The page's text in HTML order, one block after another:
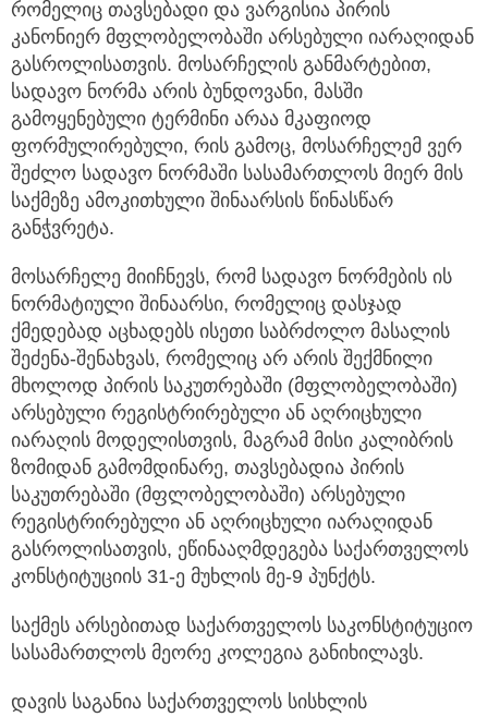
რომელიც თავსებადი და ვარგისია პირის
კანონიერ მფლობელობაში არსებული იარაღიდან
გასროლისათვის. მოსარჩელის განმარტებით,
სადავო ნორმა არის ბუნდოვანი, მასში
გამოყენებული ტერმინი არაა მკაფიოდ
ფორმულირებული, რის გამოც, მოსარჩელემ ვერ
შეძლო სადავო ნორმაში სასამართლოს მიერ მის
საქმეზე ამოკითხული შინაარსის წინასწარ
განჭვრეტა.
მოსარჩელე მიიჩნევს, რომ სადავო ნორმების ის
ნორმატიული შინაარსი, რომელიც დასჯად
ქმედებად აცხადებს ისეთი საბრძოლო მასალის
შეძენა-შენახვას, რომელიც არ არის შექმნილი
მხოლოდ პირის საკუთრებაში (მფლობელობაში)
არსებული რეგისტრირებული ან აღრიცხული
იარაღის მოდელისთვის, მაგრამ მისი კალიბრის
ზომიდან გამომდინარე, თავსებადია პირის
საკუთრებაში (მფლობელობაში) არსებული
რეგისტრირებული ან აღრიცხული იარაღიდან
გასროლისათვის, ეწინააღმდეგება საქართველოს
კონსტიტუციის 31-ე მუხლის მე-9 პუნქტს.
საქმეს არსებითად საქართველოს საკონსტიტუციო
სასამართლოს მეორე კოლეგია განიხილავს.
დავის საგანია საქართველოს სისხლის